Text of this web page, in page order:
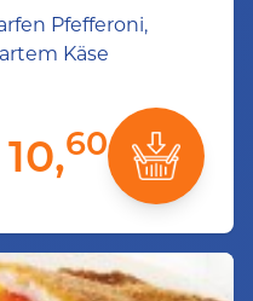
Pfefferoni,
Käse
10,60